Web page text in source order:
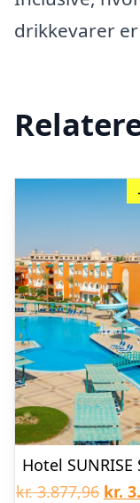
drikkevarer
kr.3.877,96 Den
kr.